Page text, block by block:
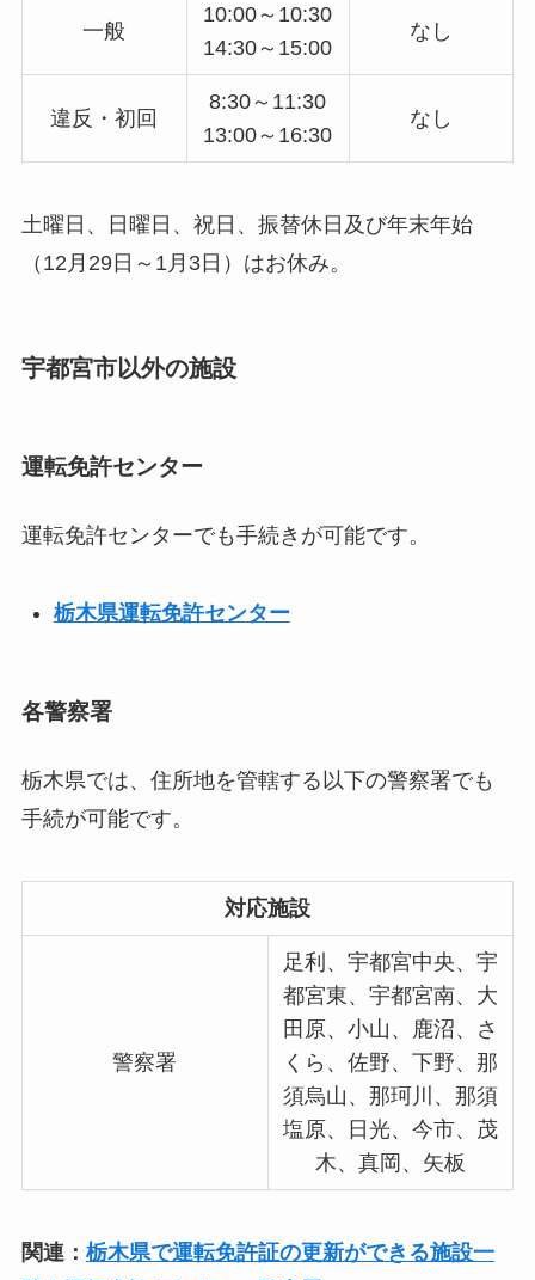
一般
10:00～10:30
14:30～15:00
なし
違反・初回
8:30～11:30
13:00～16:30
なし
土曜日、日曜日、祝日、振替休日及び年末年始
（12月29日～1月3日）はお休み。
宇都宮市以外の施設
運転免許センター
運転免許センターでも手続きが可能です。
栃木県運転免許センター
各警察署
栃木県では、住所地を管轄する以下の警察署でも
手続が可能です。
対応施設
警察署
足利、宇都宮中央、宇
都宮東、宇都宮南、大
田原、小山、鹿沼、さ
くら、佐野、下野、那
須烏山、那珂川、那須
塩原、日光、今市、茂
木、真岡、矢板
関連： 栃木県で運転免許証の更新ができる施設一